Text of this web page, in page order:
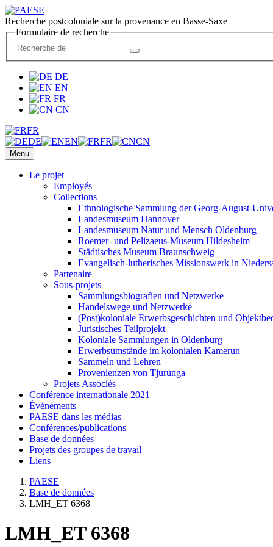
Recherche postcoloniale sur la provenance en Basse-Saxe
Formulaire de recherche
DE
EN
FR
CN
FR
DE
EN FR CN
Menu
Le projet
Employés
Collections
Ethnologische Sammlung der Georg-August-
Landesmuseum Hannover
Landesmuseum Natur und Mensch Oldenburg
Roemer- und Pelizaeus-Museum Hildesheim
Städtisches Museum Braunschweig
Evangelisch-lutherisches Missionswerk in
Partenaire
Sous-projets
Sammlungsbiografien und Netzwerke
Handelswege und Netzwerke
(Post)koloniale Erwerbsgeschichten und
Juristisches Teilprojekt
Koloniale Sammlungen in Oldenburg
Erwerbsumstände im kolonialen Kamerun
Sammeln und Lehren
Provenienzen von Tjurunga
Projets Associés
Conférence internationale 2021
Événements
PAESE dans les médias
Conférences/publications
Base de données
Projets des groupes de travail
Liens
PAESE
Base de données
LMH_ET 6368
LMH_ET 6368